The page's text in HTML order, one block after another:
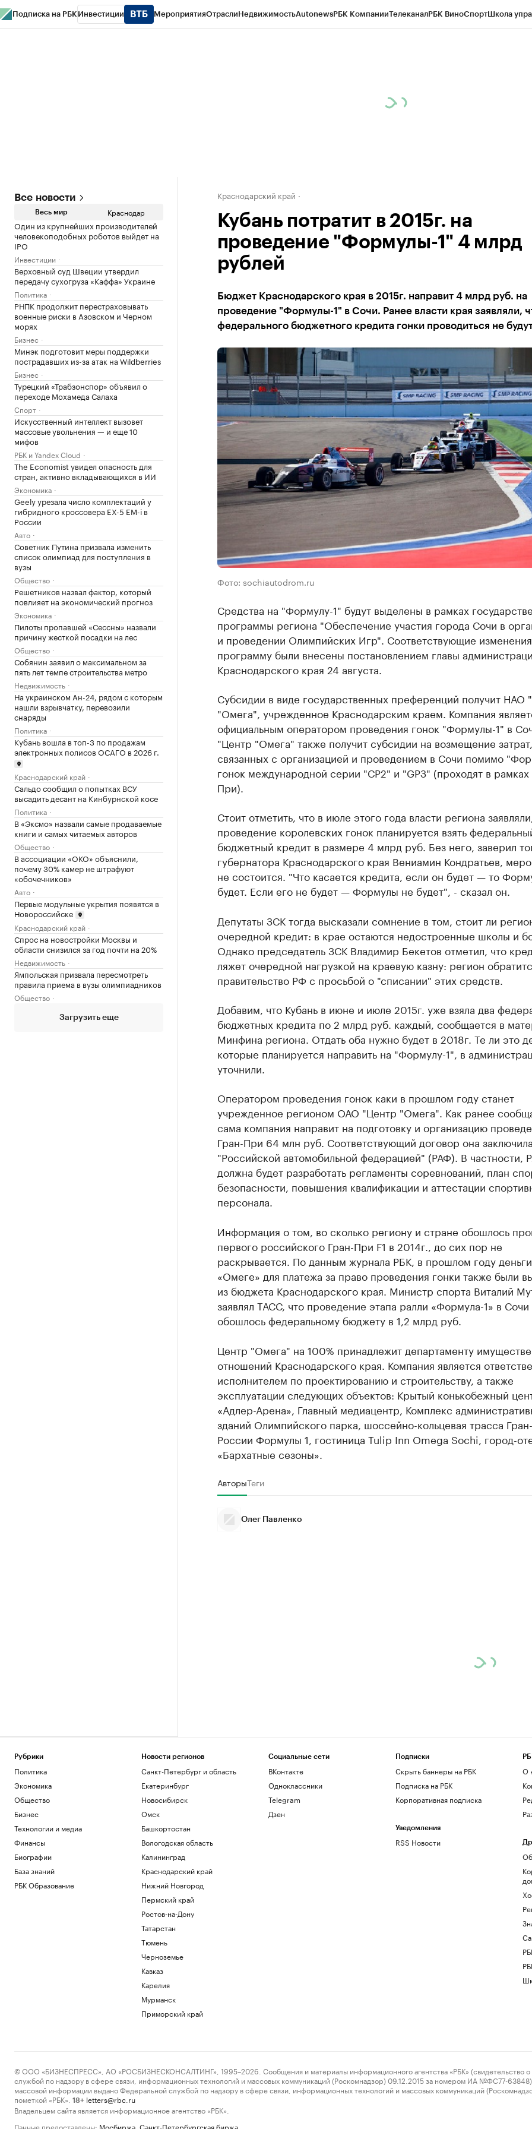
Подписка на РБК Инвестиции МероприятияОтраслиНедвижимостьAutonewsРБК КомпанииТелеканалРБК ВиноСпортШкола
Все новости
Весь мир Краснодар
Один из крупнейших производителей
человекоподобных роботов выйдет на
IPO
Инвестиции
Верховный суд Швеции утвердил
передачу сухогруза «Каффа» Украине
Политика
РНПК продолжит перестраховывать
военные риски в Азовском и Черном
морях
Бизнес
Минэк подготовит меры поддержки
пострадавших из-за атак на Wildberries
Бизнес
Турецкий «Трабзонспор» объявил о
переходе Мохамеда Салаха
Спорт
Искусственный интеллект вызовет
массовые увольнения — и еще 10
мифов
РБК и Yandex Cloud
The Economist увидел опасность для
стран, активно вкладывающихся в ИИ
Экономика
Geely урезала число комплектаций у
гибридного кроссовера EX-5 EM-i в
России
Авто
Советник Путина призвала изменить
список олимпиад для поступления в
вузы
Общество
Решетников назвал фактор, который
повлияет на экономический прогноз
Экономика
Пилоты пропавшей «Сессны» назвали
причину жесткой посадки на лес
Общество
Собянин заявил о максимальном за
пять лет темпе строительства метро
Недвижимость
На украинском Ан-24, рядом с которым
нашли взрывчатку, перевозили
снаряды
Политика
Кубань вошла в топ-3 по продажам
электронных полисов ОСАГО в 2026 г.
Краснодарский край
Сальдо сообщил о попытках ВСУ
высадить десант на Кинбурнской косе
Политика
В «Эксмо» назвали самые продаваемые
книги и самых читаемых авторов
Общество
В ассоциации «ОКО» объяснили,
почему 30% камер не штрафуют
«обочечников»
Авто
Первые модульные укрытия появятся в
Новороссийске
Краснодарский край
Спрос на новостройки Москвы и
области снизился за год почти на 20%
Недвижимость
Ямпольская призвала пересмотреть
правила приема в вузы олимпиадников
Общество
Загрузить еще
Краснодарский край
Кубань потратит в 2015г. на
проведение "Формулы-1" 4 млрд
рублей
Бюджет Краснодарского края в 2015г. направит 4 млрд руб. на
проведение "Формулы-1" в Сочи. Ранее власти края заявляли,
федерального бюджетного кредита гонки проводиться не
Фото: sochiautodrom.ru
Средства на "Формулу-1" будут выделены в рамках
программы региона ​"Обеспечение участия города Сочи в
и проведении Олимпийских Игр". Соответствующие
программу были внесены постановлением главы
Краснодарского края 24 августа.
Субсидии в виде государственных преференций получит НАО
"Омега", учрежденное Краснодарским краем. Компания
официальным оператором проведения гонок "Формулы-1" в
"Центр "Омега" также получит субсидии на возмещение затрат,
связанных с организацией и проведением в Сочи помимо
гонок международной серии "СР2" и "GРЗ" (проходят в рамках
При).
Стоит отметить, что в июле этого года власти региона
проведение королевских гонок планируется взять
бюджетный кредит в размере 4 млрд руб. Без него, заверил
губернатора Краснодарского края Вениамин Кондратьев,
не состоится. "Что касается кредита, если он будет — то
будет. Если его не будет — Формулы не будет", - сказал он.
Депутаты ЗСК тогда высказали сомнение в том, стоит ли
очередной кредит: в крае остаются недостроенные школы и
Однако председатель ЗСК Владимир Бекетов отметил, что
ляжет очередной нагрузкой на краевую казну: регион
правительство РФ с просьбой о "списании" этих средств.
Добавим, что Кубань в июне и июле 2015г. уже взяла два
бюджетных кредита по 2 млрд руб. каждый, сообщается в
Минфина региона. Отдать оба нужно будет в 2018г. Те ли это
которые планируется направить на "Формулу-1", в
уточнили.
Оператором проведения гонок каки в прошлом году станет
учрежденное регионом ОАО "Центр "Омега". Как ранее
сама компания направит на подготовку и организацию
Гран-При 64 млн руб. Соответствующий договор она
"Российской автомобильной федерацией" (РАФ). В частности,
должна будет разработать регламенты соревнований, план
безопасности, повышения квалификации и аттестации
персонала.
Информация о том, во сколько региону и стране обошлось
первого российского Гран-При F1 в 2014г., до сих пор не
раскрывается. По данным журнала РБК, в прошлом году деньги
«Омеге» для платежа за право проведения гонки также были
из бюджета Краснодарского края. Министр спорта Виталий
заявлял ТАСС, что проведение этапа ралли «Формула-1» в Сочи
обошлось федеральному бюджету в 1,2 млрд руб.
Центр "Омега" на 100% принадлежит департаменту
отношений Краснодарского края. Компания является
исполнителем по проектированию и строительству, а также
эксплуатации следующих объектов: Крытый конькобежный
«Адлер-Арена», Главный медиацентр, Комплекс
зданий Олимпийского парка, шоссейно-кольцевая трасса
России Формулы 1, гостиница Tulip Inn Omega Sochi, город-
«Бархатные сезоны».
АвторыТеги
Олег Павленко
Рубрики
Политика
Экономика
Общество
Бизнес
Технологии и медиа
Финансы
Биографии
База знаний
РБК Образование
Новости регионов
Санкт-Петербург и область
Екатеринбург
Новосибирск
Омск
Башкортостан
Вологодская область
Калининград
Краснодарский край
Нижний Новгород
Пермский край
Ростов-на-Дону
Татарстан
Тюмень
Черноземье
Кавказ
Карелия
Мурманск
Приморский край
Социальные сети
ВКонтакте
Одноклассники
Telegram
Дзен
Подписки
Скрыть баннеры на РБК
Подписка на РБК
Корпоративная подписка
Уведомления
RSS Новости
О
© ООО «БИЗНЕСПРЕСС», АО «РОСБИЗНЕСКОНСАЛТИНГ», 1995–2026. Сообщения и материалы информационного агентства «РБК» (свидетельство о
службой по надзору в сфере связи, информационных технологий и массовых коммуникаций (Роскомнадзор) 09.12.2015 за номером ИА №ФС77-63848)
массовой информации выдано Федеральной службой по надзору в сфере связи, информационных технологий и массовых коммуникаций
пометкой «РБК».
18+ letters@rbc.ru
Владельцем сайта является информационное агентство «РБК».
Данные предоставлены: Мосбиржа Санкт-Петербургская биржа